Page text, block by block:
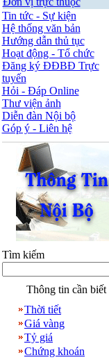
Tin tức - Sự kiện
Hệ thống văn bản
Hướng dẫn thủ tục
Hoạt động - Tổ chức
Đăng ký ĐĐBĐ Trực
tuyến
Hỏi - Đáp Online
Thư viện ảnh
Diễn đàn Nội bộ
Góp ý - Liên hệ
Tìm kiếm
Thông tin cần biết
Thời tiết
Giá vàng
Tỷ giá
Chứng khoán